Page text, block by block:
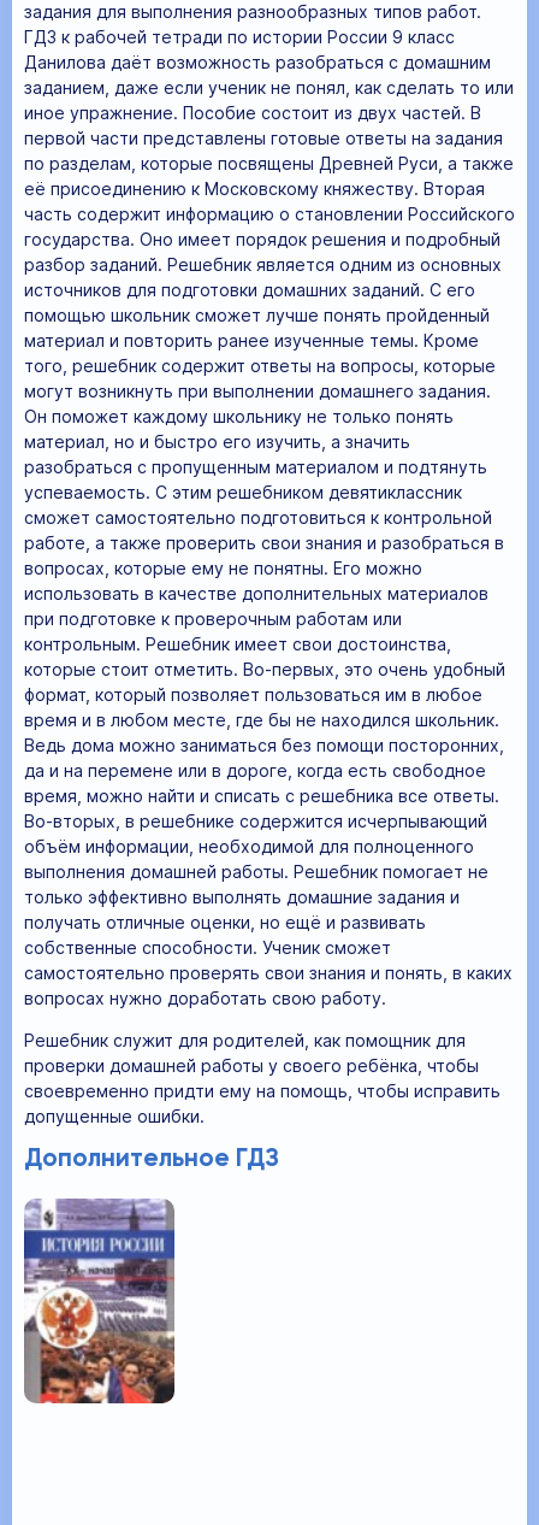
задания для выполнения разнообразных типов работ.
ГДЗ к рабочей тетради по истории России 9 класс
Данилова даёт возможность разобраться с домашним
заданием, даже если ученик не понял, как сделать то или
иное упражнение. Пособие состоит из двух частей. В
первой части представлены готовые ответы на задания
по разделам, которые посвящены Древней Руси, а также
её присоединению к Московскому княжеству. Вторая
часть содержит информацию о становлении Российского
государства. Оно имеет порядок решения и подробный
разбор заданий. Решебник является одним из основных
источников для подготовки домашних заданий. С его
помощью школьник сможет лучше понять пройденный
материал и повторить ранее изученные темы. Кроме
того, решебник содержит ответы на вопросы, которые
могут возникнуть при выполнении домашнего задания.
Он поможет каждому школьнику не только понять
материал, но и быстро его изучить, а значить
разобраться с пропущенным материалом и подтянуть
успеваемость. С этим решебником девятиклассник
сможет самостоятельно подготовиться к контрольной
работе, а также проверить свои знания и разобраться в
вопросах, которые ему не понятны. Его можно
использовать в качестве дополнительных материалов
при подготовке к проверочным работам или
контрольным. Решебник имеет свои достоинства,
которые стоит отметить. Во-первых, это очень удобный
формат, который позволяет пользоваться им в любое
время и в любом месте, где бы не находился школьник.
Ведь дома можно заниматься без помощи посторонних,
да и на перемене или в дороге, когда есть свободное
время, можно найти и списать с решебника все ответы.
Во-вторых, в решебнике содержится исчерпывающий
объём информации, необходимой для полноценного
выполнения домашней работы. Решебник помогает не
только эффективно выполнять домашние задания и
получать отличные оценки, но ещё и развивать
собственные способности. Ученик сможет
самостоятельно проверять свои знания и понять, в каких
вопросах нужно доработать свою работу.
Решебник служит для родителей, как помощник для
проверки домашней работы у своего ребёнка, чтобы
своевременно придти ему на помощь, чтобы исправить
допущенные ошибки.
Дополнительное ГДЗ